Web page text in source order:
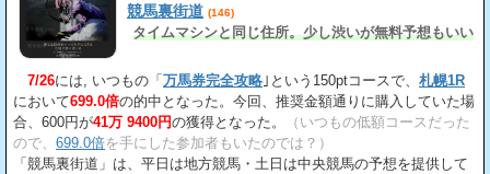
競馬裏街道 (146)
タイムマシンと同じ住所。少し渋いが無料予想もいい
7/26には, いつもの「万馬券完全攻略 ｣という150ptコースで、 札幌1R
において699.0倍の的中となった。今回、推奨金額通りに購入していた場
合、600円が41万 9400円の獲得となった。
（いつもの低額コースだった
ので、 699.0倍を手にした参加者もいたのでは？）
「競馬裏街道」は、平日は地方競馬・土日は中央競馬の予想を提供して